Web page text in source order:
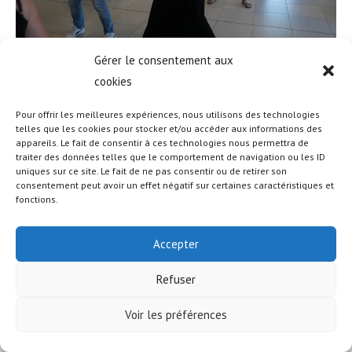
Gérer le consentement aux
cookies
Pour offrir les meilleures expériences, nous utilisons des technologies
telles que les cookies pour stocker et/ou accéder aux informations des
appareils. Le fait de consentir à ces technologies nous permettra de
traiter des données telles que le comportement de navigation ou les ID
uniques sur ce site. Le fait de ne pas consentir ou de retirer son
consentement peut avoir un effet négatif sur certaines caractéristiques et
fonctions.
Accepter
Refuser
Voir les préférences
© COPYRIGHT - OCEANWP THEME BY NICK